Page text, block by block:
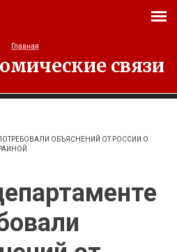
связи
ОБЪЯСНЕНИЙ ОТ РОССИИ О